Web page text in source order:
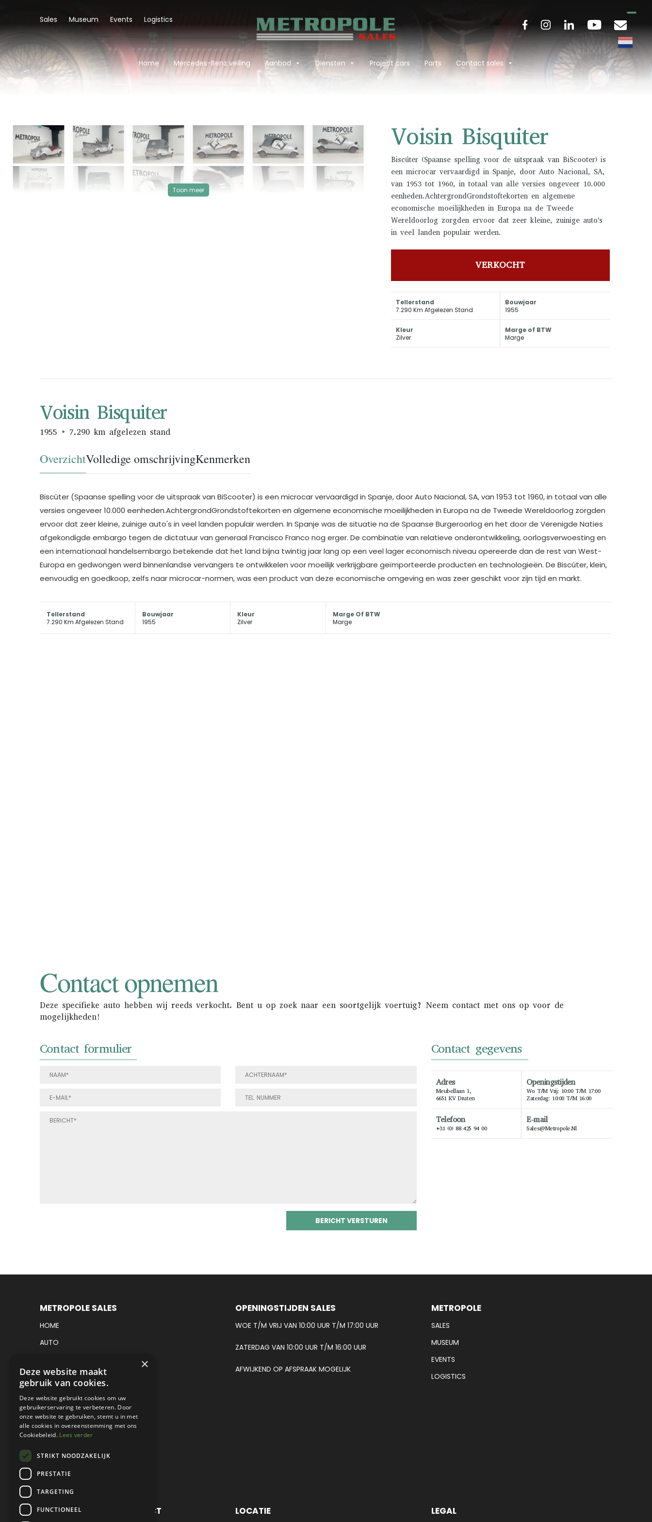
Sales Museum Events Logistics
Home Mercedes-Benz veiling Aanbod Diensten Project cars Parts Contact sales
VERKOCHT
‹ ›
Toon meer
Voisin Bisquiter
Biscúter (Spaanse spelling voor de uitspraak van BiScooter) is
een microcar vervaardigd in Spanje, door Auto Nacional, SA,
van 1953 tot 1960, in totaal van alle versies ongeveer 10.000
eenheden.AchtergrondGrondstoftekorten en algemene
economische moeilijkheden in Europa na de Tweede
Wereldoorlog zorgden ervoor dat zeer kleine, zuinige auto's
in veel landen populair werden.
VERKOCHT
Tellerstand
7.290 Km Afgelezen Stand
Bouwjaar
1955
Kleur
Zilver
Marge of BTW
Marge
Voisin Bisquiter
1955 7.290 km afgelezen stand
OverzichtVolledige omschrijvingKenmerken
Biscúter (Spaanse spelling voor de uitspraak van BiScooter) is een microcar vervaardigd in Spanje, door Auto Nacional, SA, van 1953 tot 1960, in totaal van alle
versies ongeveer 10.000 eenheden.AchtergrondGrondstoftekorten en algemene economische moeilijkheden in Europa na de Tweede Wereldoorlog zorgden
ervoor dat zeer kleine, zuinige auto's in veel landen populair werden. In Spanje was de situatie na de Spaanse Burgeroorlog en het door de Verenigde Naties
afgekondigde embargo tegen de dictatuur van generaal Francisco Franco nog erger. De combinatie van relatieve onderontwikkeling, oorlogsverwoesting en
een internationaal handelsembargo betekende dat het land bijna twintig jaar lang op een veel lager economisch niveau opereerde dan de rest van West-
Europa en gedwongen werd binnenlandse vervangers te ontwikkelen voor moeilijk verkrijgbare geïmporteerde producten en technologieën. De Biscúter, klein,
eenvoudig en goedkoop, zelfs naar microcar-normen, was een product van deze economische omgeving en was zeer geschikt voor zijn tijd en markt.
Tellerstand
7.290 Km Afgelezen Stand
Bouwjaar
1955
Kleur
Zilver
Marge Of BTW
Marge
Contact opnemen
Deze specifieke auto hebben wij reeds verkocht. Bent u op zoek naar een soortgelijk voertuig? Neem contact met ons op voor de
mogelijkheden!
Contact formulier Contact gegevens
Adres
Meubellaan 1,
6651 KV Druten
Openingstijden
Wo T/m Vrij: 10:00 T/m 17:00
Zaterdag: 10:00 T/m 16:00
Telefoon
+31 (0) 88 425 94 00
E-mail
Sales@metropole.nl
METROPOLE SALES
HOME
AUTO
VERKOCHT
DETAILING
WERKPLAATS EN RESTAURATIE
PARTS
CONTACT
OPENINGSTIJDEN SALES
WOE T/M VRIJ VAN 10:00 UUR T/M 17:00 UUR
ZATERDAG VAN 10:00 UUR T/M 16:00 UUR
AFWIJKEND OP AFSPRAAK MOGELIJK
METROPOLE
SALES
MUSEUM
EVENTS
LOGISTICS
METROPOLE SALES CONTACT LOCATIE LEGAL
×
Deze website maakt
gebruik van cookies.
Deze website gebruikt cookies om uw
gebruikerservaring te verbeteren. Door
onze website te gebruiken, stemt u in met
alle cookies in overeenstemming met ons
Cookiebeleid. Lees verder
STRIKT NOODZAKELIJK
PRESTATIE
TARGETING
FUNCTIONEEL